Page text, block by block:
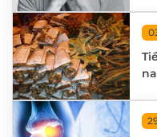
HỖ TRỢ KHÁCH HÀNG
LIÊN HỆ
TUYỂN DỤNG